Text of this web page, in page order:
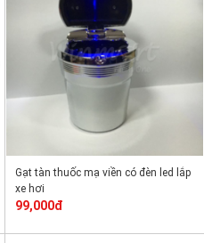
Gạt tàn thuốc mạ viền có đèn led lắp
xe hơi
99,000đ